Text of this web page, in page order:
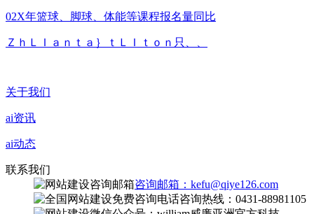
02X年篮球、脚球、体能等课程报名量同比
ＺｈＬＩａｎｔａ｝ｔＬＩｔｏｎ只、、
关于我们
ai资讯
ai动态
联系我们
咨询邮箱：kefu@qiye126.com
咨询热线：0431-88981105